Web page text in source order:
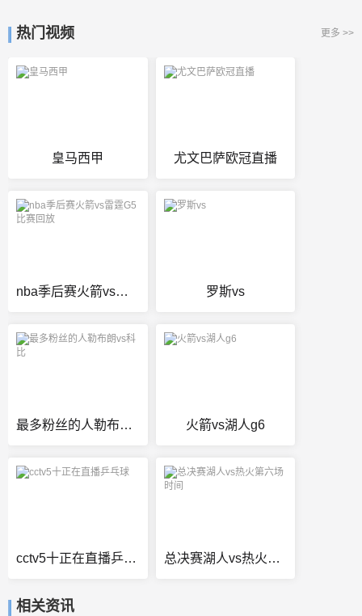
热门视频 更多 >>
皇马西甲 尤文巴萨欧冠直播
nba季后赛火箭vs雷霆G5比赛回放 罗斯vs
最多粉丝的人勒布朗vs科比 火箭vs湖人g6
cctv5十正在直播乒乓球 总决赛湖人vs热火第六场时间
相关资讯